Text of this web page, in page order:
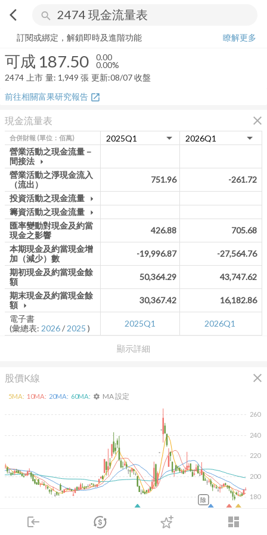
arrow_back_ios search
login dashboard
市場 登入
可成 187.50 0.00%
訂閱或綁定，解鎖即時及進階功能
瞭解更多
可成 187.50 0.00
0.00%
2474 上市 量: 1,949 張 更新:08/07 收盤
前往相關富果研究報告 open_in_new
現金流量表 close
顯示詳細
合併財報 (單位：佰萬)
營業活動之現金流量－
間接法 arrow_drop_down
營業活動之淨現金流入
（流出）
751.96
-261.72
投資活動之現金流量 arrow_drop_down
籌資活動之現金流量 arrow_drop_down
匯率變動對現金及約當
現金之影響
426.88
705.68
本期現金及約當現金增
加（減少）數
-19,996.87
-27,564.76
期初現金及約當現金餘
額
50,364.29
43,747.62
期末現金及約當現金餘
額 arrow_drop_down
30,367.42
16,182.86
電子書
(彙總表: 2026/ 2025 ) 2025Q1 2026Q1
股價K線 close
180
200
220
240
260
5MA: 10MA: 20MA: 60MA: settings MA 設定
除